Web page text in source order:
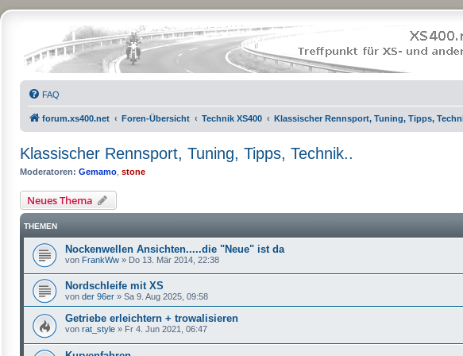
FAQ
forum.xs400.net Foren-Übersicht Technik XS400 Klassischer Rennsport, Tuning, Tipps,
Klassischer Rennsport, Tuning, Tipps, Technik..
Moderatoren: Gemamo stone
Neues Thema
THEMEN
Nockenwellen Ansichten.....die "Neue" ist da
von FrankWw » Do 13. Mär 2014, 22:38
Nordschleife mit XS
von der 96er » Sa 9. Aug 2025, 09:58
Getriebe erleichtern + trowalisieren
von rat_style » Fr 4. Jun 2021, 06:47